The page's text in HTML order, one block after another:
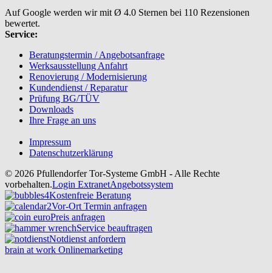
Auf Google werden wir mit Ø 4.0 Sternen bei 110 Rezensionen
bewertet.
Service:
Beratungstermin / Angebotsanfrage
Werksausstellung Anfahrt
Renovierung / Modernisierung
Kundendienst / Reparatur
Prüfung BG/TÜV
Downloads
Ihre Frage an uns
Impressum
Datenschutzerklärung
© 2026 Pfullendorfer Tor-Systeme GmbH - Alle Rechte
vorbehalten.Login ExtranetAngebotssystem
Kostenfreie Beratung
Vor-Ort Termin anfragen
Preis anfragen
Service beauftragen
Notdienst anfordern
brain at work Onlinemarketing